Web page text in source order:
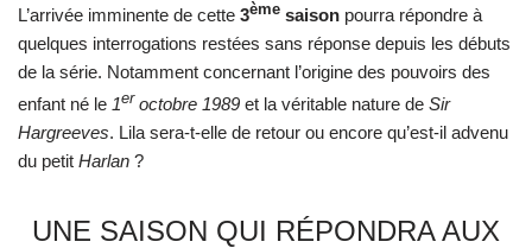
L’arrivée imminente de cette 3ème saison pourra répondre à
quelques interrogations restées sans réponse depuis les débuts
de la série. Notamment concernant l’origine des pouvoirs des
enfant né le 1er octobre 1989 et la véritable nature de Sir
Hargreeves. Lila sera-t-elle de retour ou encore qu’est-il advenu
du petit Harlan ?
UNE SAISON QUI RÉPONDRA AUX